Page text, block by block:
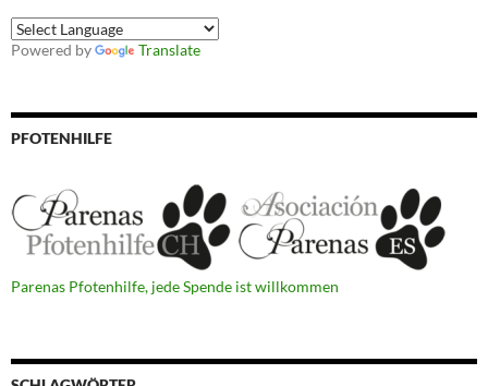
Powered by Translate
PFOTENHILFE
Parenas Pfotenhilfe, jede Spende ist willkommen